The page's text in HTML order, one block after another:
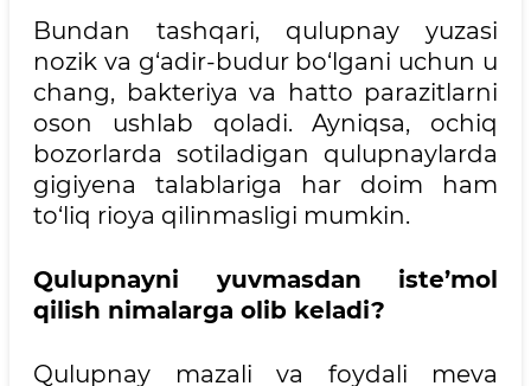
Bundan tashqari, qulupnay yuzasi
nozik va g‘adir-budur bo‘lgani uchun u
chang, bakteriya va hatto parazitlarni
oson ushlab qoladi. Ayniqsa, ochiq
bozorlarda sotiladigan qulupnaylarda
gigiyena talablariga har doim ham
to‘liq rioya qilinmasligi mumkin.
Qulupnayni yuvmasdan iste’mol
qilish nimalarga olib keladi?
Qulupnay mazali va foydali meva